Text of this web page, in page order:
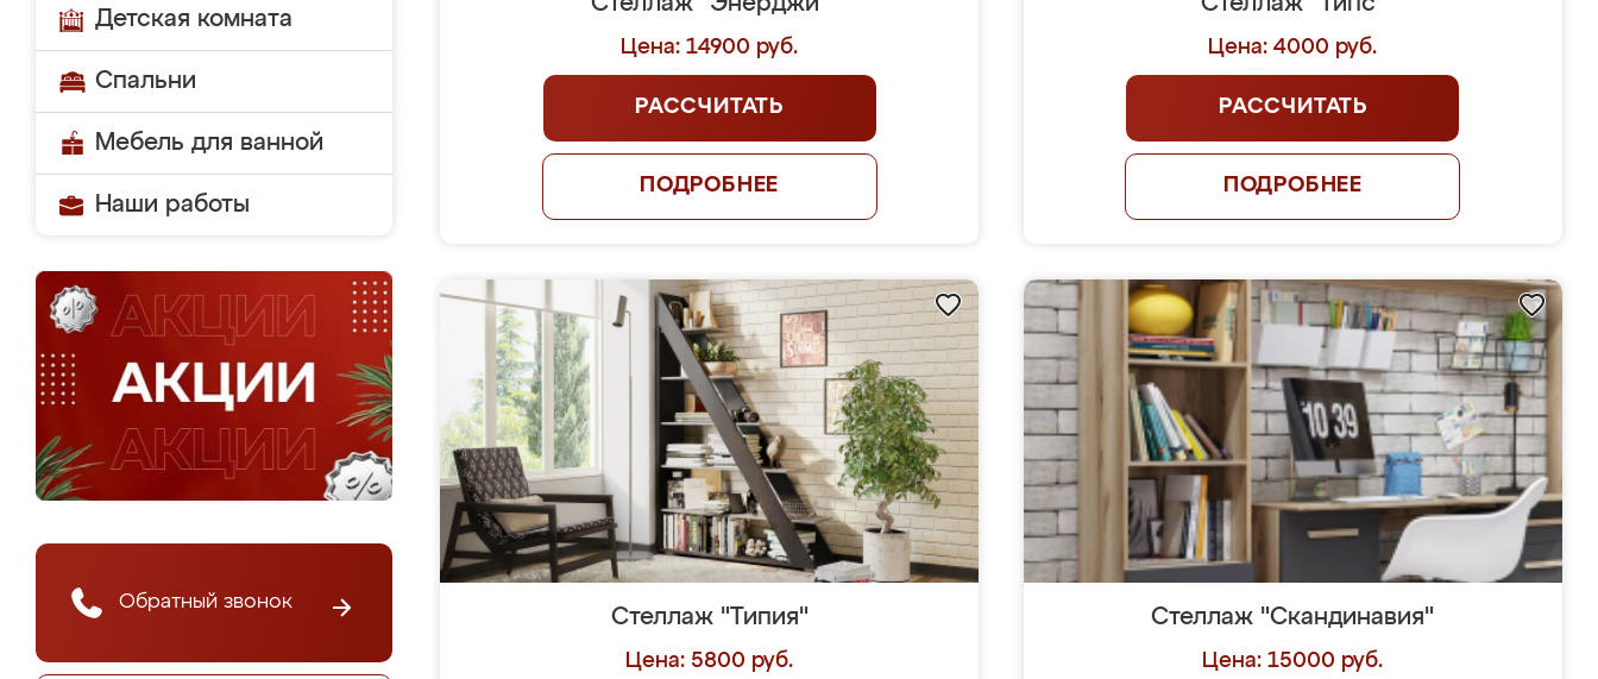
Детская комната
Спальни
Мебель для ванной
Наши работы
Обратный звонок
Цена: 14900 руб.
РАССЧИТАТЬ
ПОДРОБНЕЕ
Цена: 4000 руб.
РАССЧИТАТЬ
ПОДРОБНЕЕ
Стеллаж "Типия"
Цена: 5800 руб.
Стеллаж "Скандинавия"
Цена: 15000 руб.